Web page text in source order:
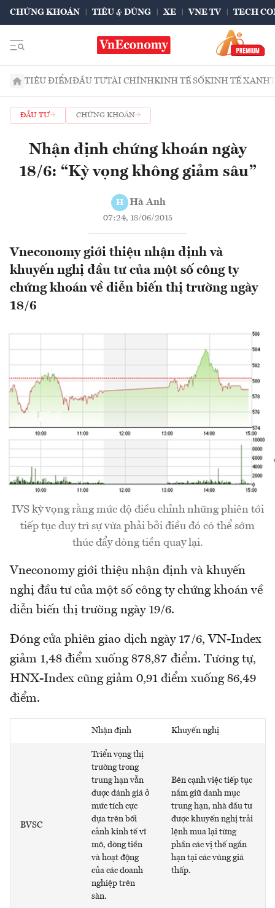
CHỨNG KHOÁN TIÊU & DÙNG XE VNE TV TECH
TIÊU ĐIỂMĐẦU TƯTÀI CHÍNHKINH TẾ SỐKINH TẾ XANH
ĐẦU TƯ CHỨNG KHOÁN
Nhận định chứng khoán ngày
18/6: “Kỳ vọng không giảm sâu”
H Hà Anh
07:24, 18/06/2015
Vneconomy giới thiệu nhận định và
khuyến nghị đầu tư của một số công ty
chứng khoán về diễn biến thị trường ngày
18/6
IVS kỳ vọng rằng mức độ điều chỉnh những phiên tới
tiếp tục duy trì sự vừa phải bởi điều đó có thể sớm
thúc đẩy dòng tiền quay lại.
Vneconomy giới thiệu nhận định và khuyến
nghị đầu tư của một số công ty chứng khoán về
diễn biến thị trường ngày 19/6.
Đóng cửa phiên giao dịch ngày 17/6, VN-Index
giảm 1,48 điểm xuống 878,87 điểm. Tương tự,
HNX-Index cũng giảm 0,91 điểm xuống 86,49
điểm.
Nhận định Khuyến nghị
BVSC
Triển vọng thị
trường trong
trung hạn vẫn
được đánh giá ở
mức tích cực
dựa trên bối
cảnh kinh tế vĩ
mô, dòng tiền
và hoạt động
của các doanh
nghiệp trên
sàn.
Bên cạnh việc tiếp tục
nắm giữ danh mục
trung hạn, nhà đầu tư
được khuyến nghị trải
lệnh mua lại từng
phần các vị thế ngắn
hạn tại các vùng giá
thấp.